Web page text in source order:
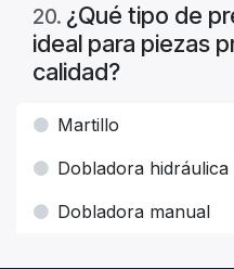
20. ¿Qué tipo de
ideal para piezas
calidad?
Martillo
Dobladora hidráulica
Dobladora manual